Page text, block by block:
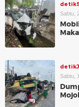
Sabtu,
Sabtu,